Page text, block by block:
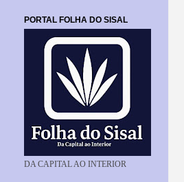
PORTAL FOLHA DO SISAL
DA CAPITAL AO INTERIOR